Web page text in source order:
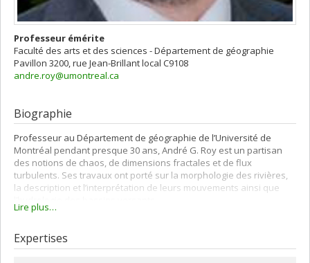
Professeur émérite
Faculté des arts et des sciences - Département de géographie
Pavillon 3200, rue Jean-Brillantlocal C9108
andre.roy@umontreal.ca
Biographie
Professeur au Département de géographie de l’Université de
Montréal pendant presque 30 ans, André G. Roy est un partisan
des notions de chaos, de dimensions fractales et de flux
turbulents. Ses travaux ont porté sur la morphologie des rivières,
la description et l’interprétation de leurs mouvements ainsi que
ans, il a été vice-doyen à la recherche à la Faculté des arts et des
sciences de 2006 à 2008. Honoré à maintes reprises,
Lire plus…
Expertises